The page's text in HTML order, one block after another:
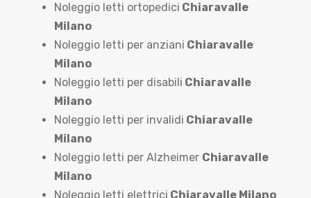
Noleggio letti ortopedici Chiaravalle
Milano
Noleggio letti per anziani Chiaravalle
Milano
Noleggio letti per disabili Chiaravalle
Milano
Noleggio letti per invalidi Chiaravalle
Milano
Noleggio letti per Alzheimer Chiaravalle
Milano
Noleggio letti elettrici Chiaravalle Milano